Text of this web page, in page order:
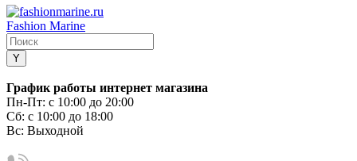
Fashion Marine
График работы интернет магазина
Пн-Пт: с 10:00 до 20:00
Сб: с 10:00 до 18:00
Вс: Выходной